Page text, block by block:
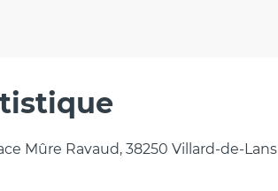
Mûre Ravaud, 38250 Villard-de-Lans